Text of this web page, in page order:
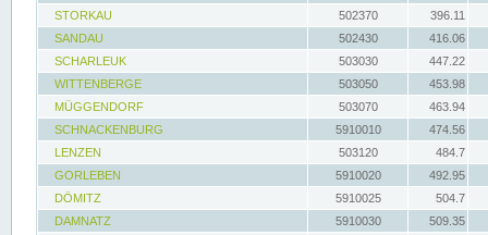
STORKAU
502370
396.11
SANDAU
502430
416.06
SCHARLEUK
503030
447.22
WITTENBERGE
503050
453.98
MÜGGENDORF
503070
463.94
SCHNACKENBURG
5910010
474.56
LENZEN
503120
484.7
GORLEBEN
5910020
492.95
DÖMITZ
5910025
504.7
DAMNATZ
5910030
509.35